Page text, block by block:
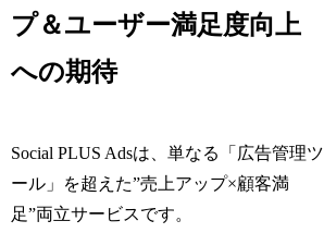
プ＆ユーザー満足度向上
への期待
Social PLUS Adsは、単なる「広告管理ツ
ール」を超えた”売上アップ×顧客満
足”両立サービスです。